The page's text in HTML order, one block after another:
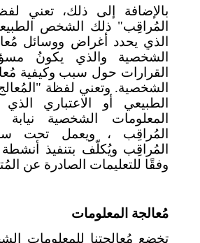
بالإضافة إلى ذلك، تعني
المُراقِب" ذلك الشخص
الذي يحدد أغراض ووسائل
الشخصية والذي يكونُ
القرارات حول سبب وكيفية
الشخصية. وتعني لفظة
الطبيعي أو الاعتباري
المعلومات الشخصية
المُراقِب ، ويعمل تحت
المُراقِب ويُكلّف بتنفيذ
وفقًا للتعليمات الصادرة عن
مُعالجة المعلومات
تخضع مُعالجتنا للمعلومات